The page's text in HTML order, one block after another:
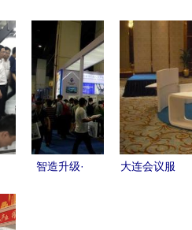
酒店会场精
选及时尚服
务现场实录
升人员素质
与形象
智造升级·
大连会议服